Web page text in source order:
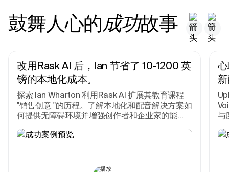
鼓舞人心的成功故事
改用Rask AI 后，Ian 节省了 10-1200 英
镑的本地化成本。
探索 Ian Wharton 利用Rask AI 扩展其教育课程
"销售创意 "的历程。了解本地化和配音解决方案如
何提供无障碍环境并增强创作者和企业家的能
与